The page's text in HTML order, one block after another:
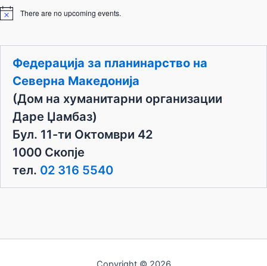
N
i
There are no upcoming events.
Федерација за планинарство на
Северна Македонија
(Дом на хуманитарни организации
Даре Џамбаз)
Бул. 11-ти Октомври 42
1000 Скопје
тел. 02 316 5540